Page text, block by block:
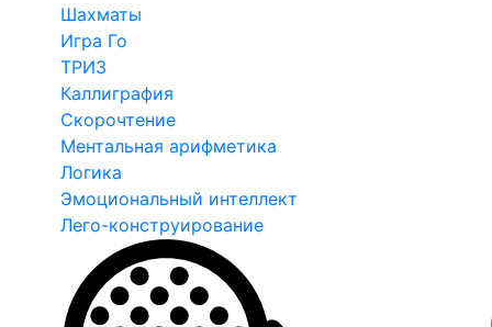
Шахматы
Игра Го
ТРИЗ
Каллиграфия
Скорочтение
Ментальная арифметика
Логика
Эмоциональный интеллект
Лего-конструирование